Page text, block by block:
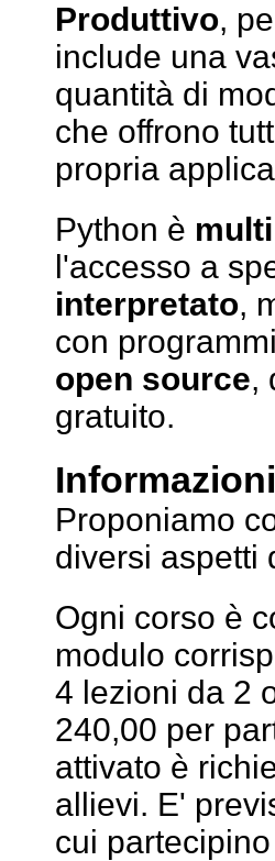
Produttivo,
include una
quantità di
che offrono
propria
Python è
l'accesso a
interpretato,
con
open source,
gratuito.
Proponiamo
diversi aspetti
Ogni corso è
modulo
4 lezioni da 2
240,00 per
attivato è
allievi. E'
cui